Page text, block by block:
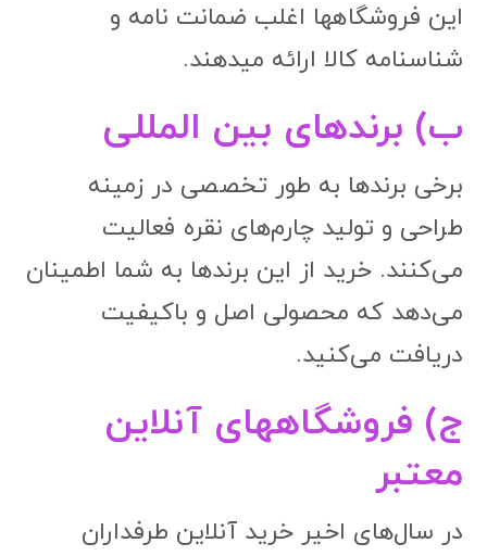
این فروشگاهها اغلب ضمانت نامه و
شناسنامه کالا ارائه میدهند.
ب) برندهای بین المللی
برخی برندها به طور تخصصی در زمینه
طراحی و تولید چارم‌های نقره فعالیت
می‌کنند. خرید از این برندها به شما اطمینان
می‌دهد که محصولی اصل و باکیفیت
دریافت می‌کنید.
ج) فروشگاههای آنلاین
معتبر
در سال‌های اخیر خرید آنلاین طرفداران